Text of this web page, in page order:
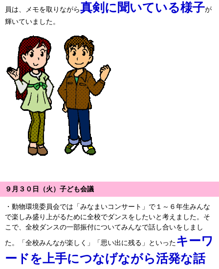
員は、メモを取りながら真剣に聞いている様子が
輝いていました。
９月３０日（火）子ども会議
・動物環境委員会では「みなまいコンサート」で１～６年生みんな
で楽しみ盛り上がるために全校でダンスをしたいと考えました。そ
こで、全校ダンスの一部振付についてみんなで話し合いをしまし
た。「全校みんなが楽しく」「思い出に残る」といったキーワ
ードを上手につなげながら活発な話